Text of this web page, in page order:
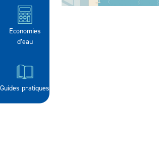
Economies
d’eau
Guides pratiques